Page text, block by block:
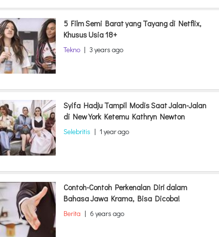
5 Film Semi Barat yang Tayang di Netflix,
Khusus Usia 18+
Tekno | 3 years ago
Syifa Hadju Tampil Modis Saat Jalan-Jalan
di New York Ketemu Kathryn Newton
Selebritis | 1 year ago
Contoh-Contoh Perkenalan Diri dalam
Bahasa Jawa Krama, Bisa Dicoba!
Berita | 6 years ago